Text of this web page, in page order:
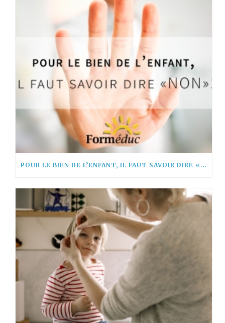
POUR LE BIEN DE L’ENFANT, IL FAUT SAVOIR DIRE « NON! »